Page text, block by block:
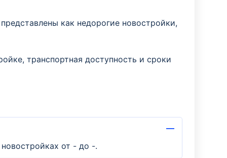
как недорогие новостройки,
транспортная доступность и сроки
от - до -.